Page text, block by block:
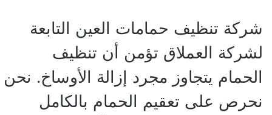
شركة تنظيف حمامات العين التابعة
لشركة العملاق تؤمن أن تنظيف
الحمام يتجاوز مجرد إزالة الأوساخ. نحن
نحرص على تعقيم الحمام بالكامل